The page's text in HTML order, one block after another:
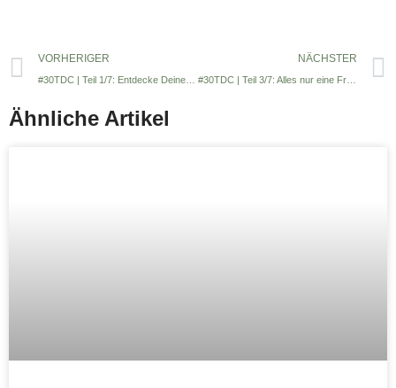
VORHERIGER NÄCHSTER
#30TDC | Teil 3/7: Alles nur eine Frage der Sichtweise
Ähnliche Artikel